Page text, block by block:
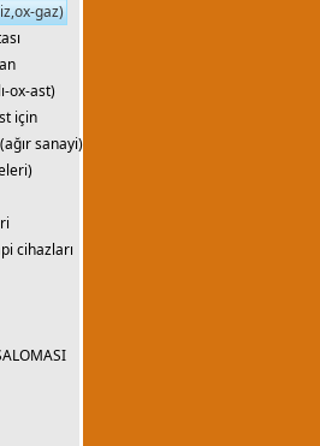
gaz)
ox-ast)
için
sanayi)
cihazları